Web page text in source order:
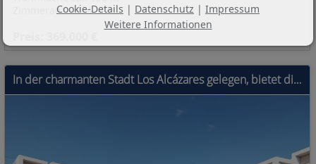
Zimmeranzahl: 4
In der charmanten Stadt Los Alcázares gelegen, bietet diese exklusive Wohnanlage eine Auswahl von 32 Wohneinheiten, darunter Apartments, Erdgeschosse
Cookie-Details | Datenschutz | Impressum
Weitere Informationen